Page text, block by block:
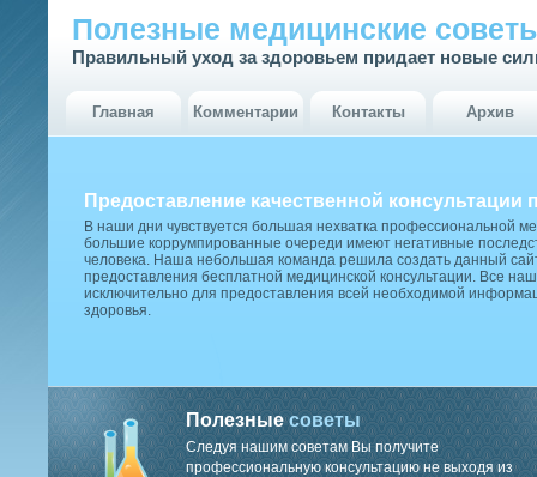
Полезные медицинские
Правильный уход за здоровьем придает новые
Главная Комментарии Контакты Архив
Предоставление качественной консультации
В наши дни чувствуется большая нехватка профессиональной
большие коррумпированные очереди имеют негативные
человека. Наша небольшая команда решила создать данный
предоставления бесплатной медицинской консультации. Все
исключительно для предоставления всей необходимой
здоровья.
Полезныесоветы
Следуя нашим советам Вы получите
профессиональную консультацию не выходя из